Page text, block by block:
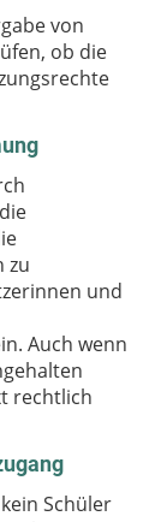
von
ob die
zu
und
Auch wenn
rechtlich
Schüler